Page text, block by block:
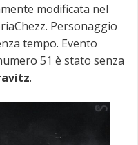
modificata nel
Personaggio
tempo. Evento
51 è stato senza
.